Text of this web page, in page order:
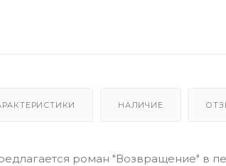
НАЛИЧИЕ
роман "Возвращение" в